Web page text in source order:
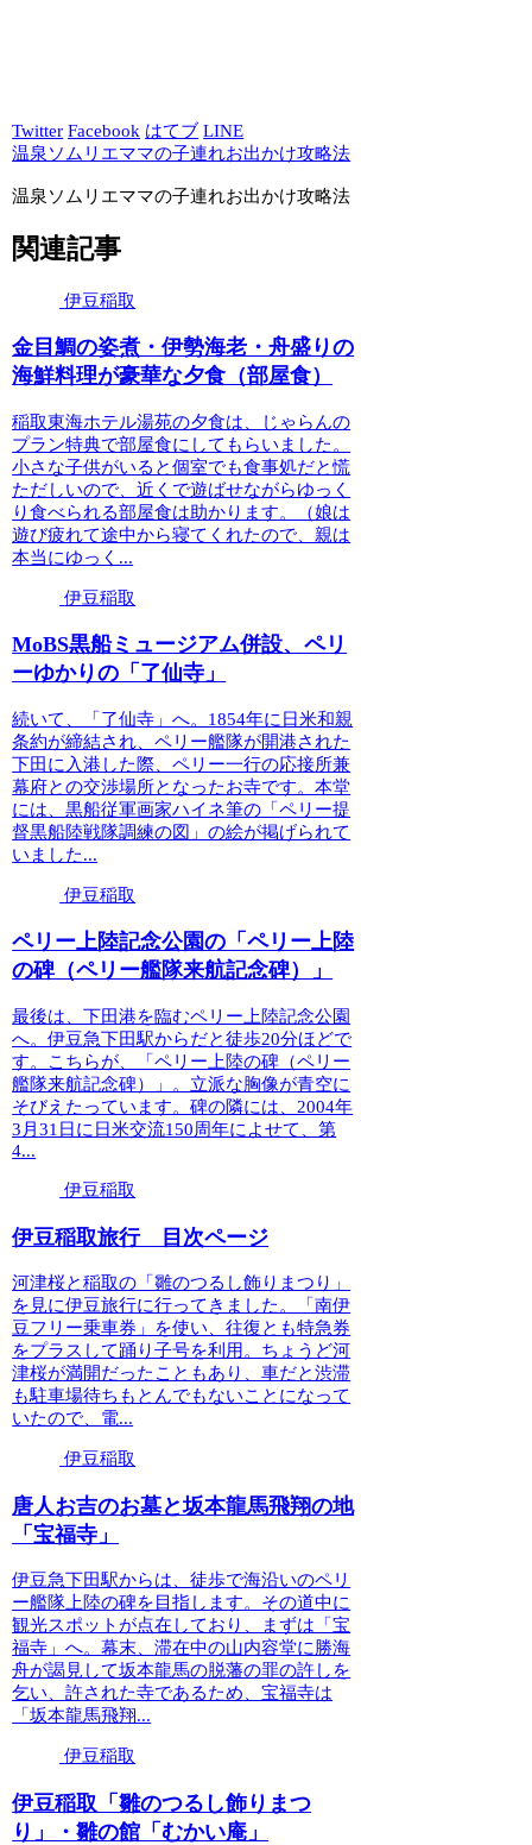
Twitter Facebook はてブ LINE
温泉ソムリエママの子連れお出かけ攻略法
温泉ソムリエママの子連れお出かけ攻略法
関連記事
伊豆稲取
金目鯛の姿煮・伊勢海老・舟盛りの
海鮮料理が豪華な夕食（部屋食）
稲取東海ホテル湯苑の夕食は、じゃらんの
プラン特典で部屋食にしてもらいました。
小さな子供がいると個室でも食事処だと慌
ただしいので、近くで遊ばせながらゆっく
り食べられる部屋食は助かります。（娘は
遊び疲れて途中から寝てくれたので、親は
本当にゆっく...
伊豆稲取
MoBS黒船ミュージアム併設、ペリ
ーゆかりの「了仙寺」
続いて、「了仙寺」へ。1854年に日米和親
条約が締結され、ペリー艦隊が開港された
下田に入港した際、ペリー一行の応接所兼
幕府との交渉場所となったお寺です。本堂
には、黒船従軍画家ハイネ筆の「ペリー提
督黒船陸戦隊調練の図」の絵が掲げられて
いました...
伊豆稲取
ペリー上陸記念公園の「ペリー上陸
の碑（ペリー艦隊来航記念碑）」
最後は、下田港を臨むペリー上陸記念公園
へ。伊豆急下田駅からだと徒歩20分ほどで
す。こちらが、「ペリー上陸の碑（ペリー
艦隊来航記念碑）」。立派な胸像が青空に
そびえたっています。碑の隣には、2004年
3月31日に日米交流150周年によせて、第
4...
伊豆稲取
伊豆稲取旅行 目次ページ
河津桜と稲取の「雛のつるし飾りまつり」
を見に伊豆旅行に行ってきました。「南伊
豆フリー乗車券」を使い、往復とも特急券
をプラスして踊り子号を利用。ちょうど河
津桜が満開だったこともあり、車だと渋滞
も駐車場待ちもとんでもないことになって
いたので、電...
伊豆稲取
唐人お吉のお墓と坂本龍馬飛翔の地
「宝福寺」
伊豆急下田駅からは、徒歩で海沿いのペリ
ー艦隊上陸の碑を目指します。その道中に
観光スポットが点在しており、まずは「宝
福寺」へ。幕末、滞在中の山内容堂に勝海
舟が謁見して坂本龍馬の脱藩の罪の許しを
乞い、許された寺であるため、宝福寺は
「坂本龍馬飛翔...
伊豆稲取
伊豆稲取「雛のつるし飾りまつ
り」・雛の館「むかい庵」